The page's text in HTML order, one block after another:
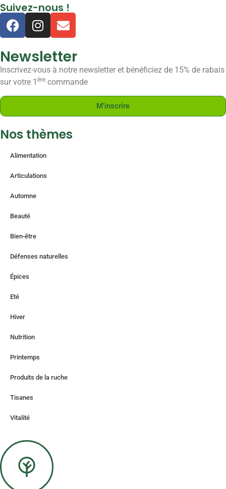
Suivez-nous !
Newsletter
Inscrivez-vous à notre newsletter et bénéficiez de 15% de rabais
sur votre 1 ère commande
M'inscrire
Nos thèmes
Alimentation
Articulations
Automne
Beauté
Bien-être
Défenses naturelles
Épices
Eté
Hiver
Nutrition
Printemps
Produits de la ruche
Tisanes
Vitalité